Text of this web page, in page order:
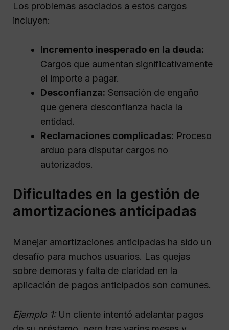
Los problemas asociados a estos cargos
incluyen:
Incremento inesperado en la deuda:
Cargos que aumentan significativamente
el importe a pagar.
Desconfianza: Sensación de engaño
que genera desconfianza hacia la
entidad.
Reclamaciones complicadas: Proceso
arduo para disputar cargos no
autorizados.
Dificultades en la gestión de
amortizaciones anticipadas
Manejar amortizaciones anticipadas ha sido un
desafío para muchos usuarios. Las quejas
sobre demoras y falta de claridad en la
aplicación de pagos anticipados son comunes.
Ejemplo 1:Un cliente intentó adelantar pagos